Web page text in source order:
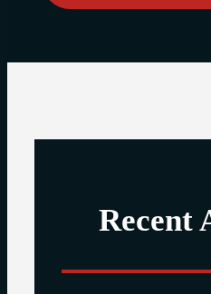
Recent